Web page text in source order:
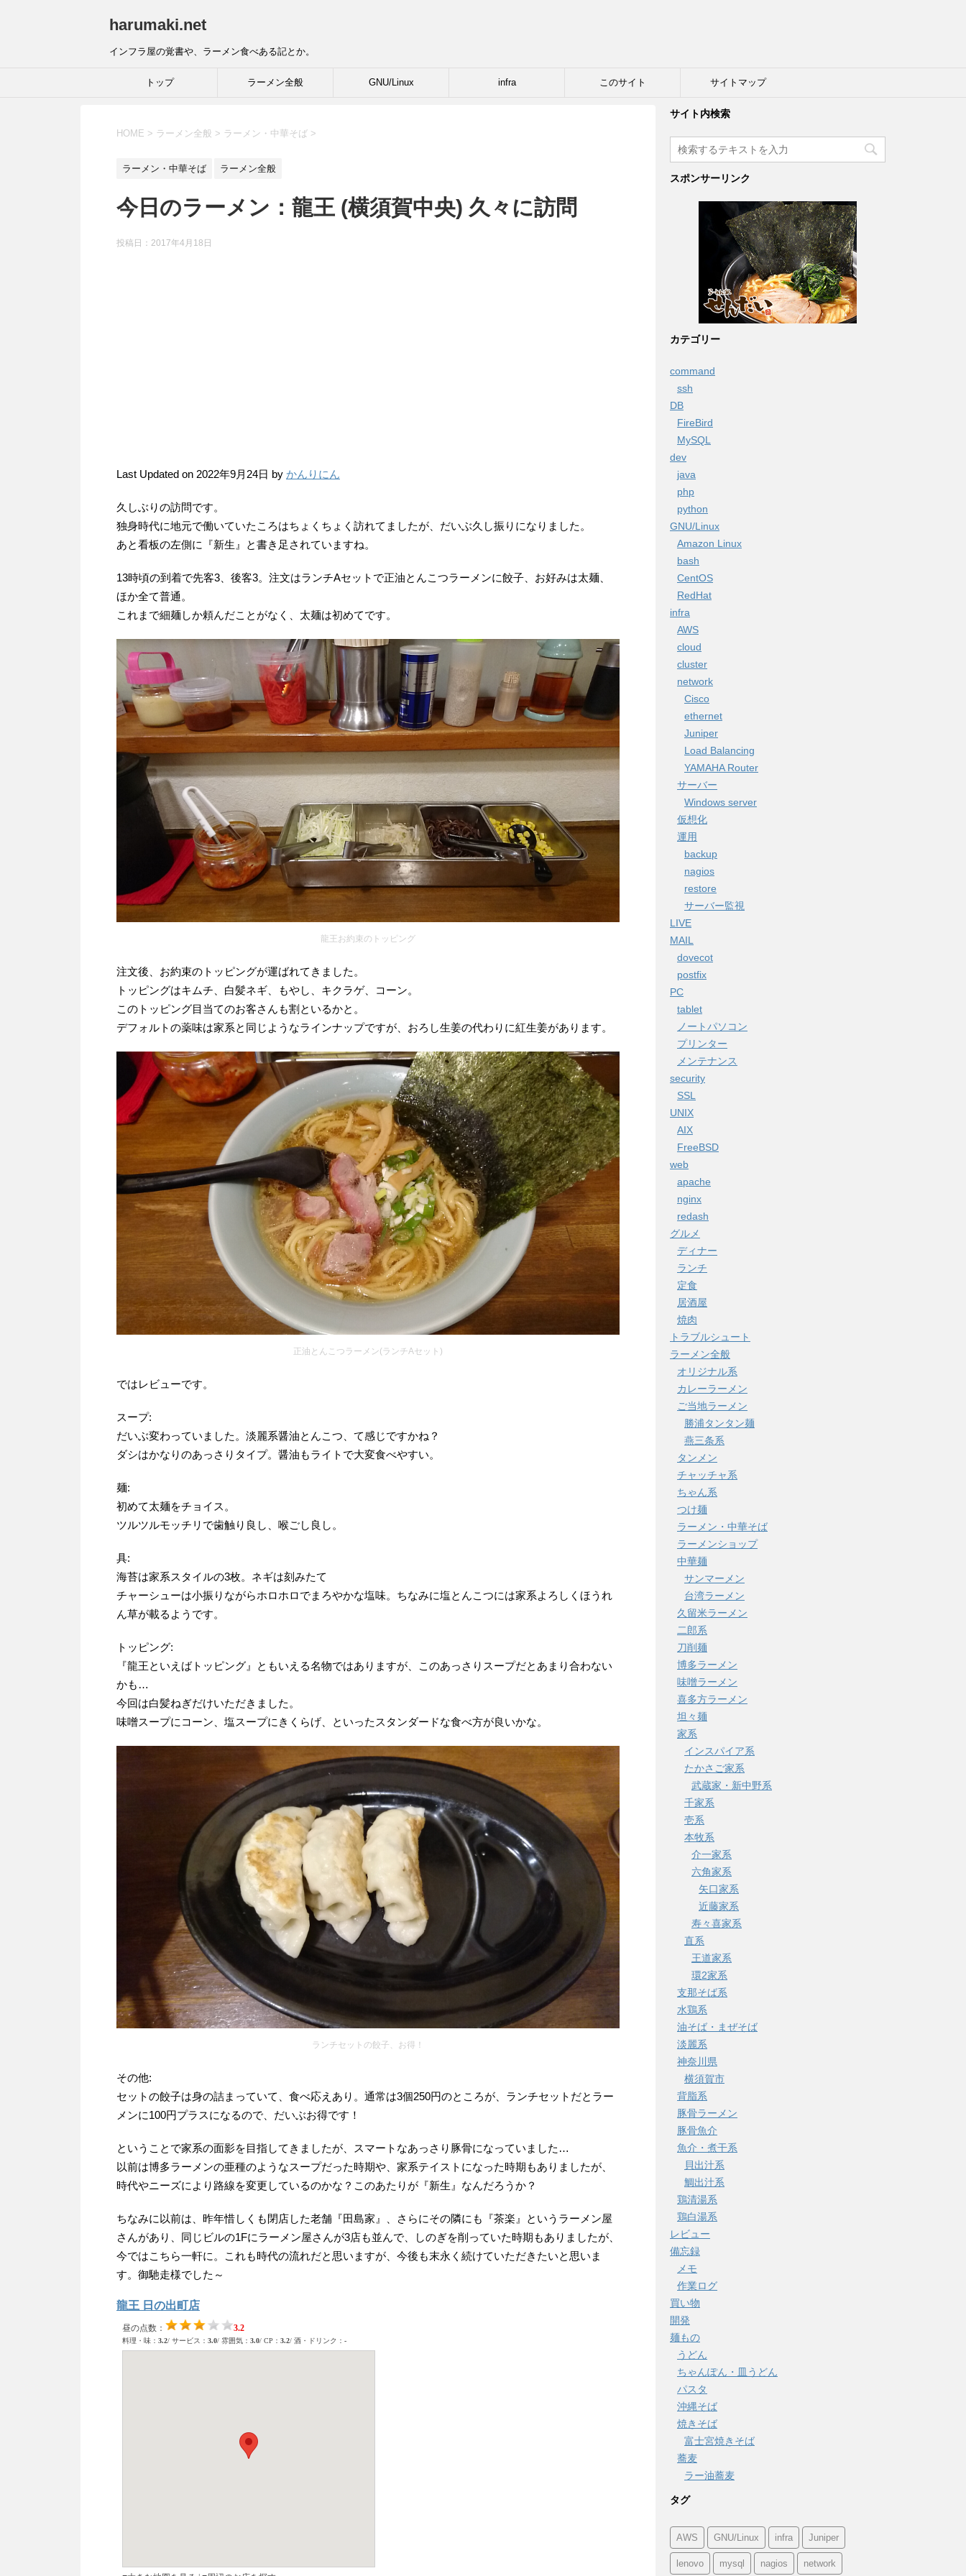
harumaki.net
インフラ屋の覚書や、ラーメン食べある記とか。
トップ ラーメン全般 GNU/Linux infra このサイト サイトマップ
HOME > ラーメン全般 > ラーメン・中華そば >
ラーメン・中華そば ラーメン全般
今日のラーメン：龍王 (横須賀中央) 久々に訪問
投稿日：2017年4月18日
Last Updated on 2022年9月24日 by かんりにん
久しぶりの訪問です。
独身時代に地元で働いていたころはちょくちょく訪れてましたが、だいぶ久し振りになりました。
あと看板の左側に『新生』と書き足されていますね。
13時頃の到着で先客3、後客3。注文はランチAセットで正油とんこつラーメンに餃子、お好みは太麺、
ほか全て普通。
これまで細麺しか頼んだことがなく、太麺は初めてです。
龍王お約束のトッピング
注文後、お約束のトッピングが運ばれてきました。
トッピングはキムチ、白髪ネギ、もやし、キクラゲ、コーン。
このトッピング目当てのお客さんも割といるかと。
デフォルトの薬味は家系と同じようなラインナップですが、おろし生姜の代わりに紅生姜があります。
正油とんこつラーメン(ランチAセット)
ではレビューです。
スープ:
だいぶ変わっていました。淡麗系醤油とんこつ、て感じですかね？
ダシはかなりのあっさりタイプ。醤油もライトで大変食べやすい。
麺:
初めて太麺をチョイス。
ツルツルモッチリで歯触り良し、喉ごし良し。
具:
海苔は家系スタイルの3枚。ネギは刻みたて
チャーシューは小振りながらホロホロでまろやかな塩味。ちなみに塩とんこつには家系よろしくほうれ
ん草が載るようです。
トッピング:
『龍王といえばトッピング』ともいえる名物ではありますが、このあっさりスープだとあまり合わない
かも…
今回は白髪ねぎだけいただきました。
味噌スープにコーン、塩スープにきくらげ、といったスタンダードな食べ方が良いかな。
ランチセットの餃子、お得！
その他:
セットの餃子は身の詰まっていて、食べ応えあり。通常は3個250円のところが、ランチセットだとラー
メンに100円プラスになるので、だいぶお得です！
ということで家系の面影を目指してきましたが、スマートなあっさり豚骨になっていました…
以前は博多ラーメンの亜種のようなスープだった時期や、家系テイストになった時期もありましたが、
時代やニーズにより路線を変更しているのかな？このあたりが『新生』なんだろうか？
ちなみに以前は、昨年惜しくも閉店した老舗『田島家』、さらにその隣にも『茶楽』というラーメン屋
さんがあり、同じビルの1Fにラーメン屋さんが3店も並んで、しのぎを削っていた時期もありましたが、
今ではこちら一軒に。これも時代の流れだと思いますが、今後も末永く続けていただきたいと思いま
す。御馳走様でした～
龍王 日の出町店
サイト内検索
スポンサーリンク
カテゴリー
command
ssh
DB
FireBird
MySQL
dev
java
php
python
GNU/Linux
Amazon Linux
bash
CentOS
RedHat
infra
AWS
cloud
cluster
network
Cisco
ethernet
Juniper
Load Balancing
YAMAHA Router
サーバー
Windows server
仮想化
運用
backup
nagios
restore
サーバー監視
LIVE
MAIL
dovecot
postfix
PC
tablet
ノートパソコン
プリンター
メンテナンス
security
SSL
UNIX
AIX
FreeBSD
web
apache
nginx
redash
グルメ
ディナー
ランチ
定食
居酒屋
焼肉
トラブルシュート
ラーメン全般
オリジナル系
カレーラーメン
ご当地ラーメン
勝浦タンタン麺
燕三条系
タンメン
チャッチャ系
ちゃん系
つけ麺
ラーメン・中華そば
ラーメンショップ
中華麺
サンマーメン
台湾ラーメン
久留米ラーメン
二郎系
刀削麺
博多ラーメン
味噌ラーメン
喜多方ラーメン
坦々麺
家系
インスパイア系
たかさご家系
武蔵家・新中野系
千家系
壱系
本牧系
介一家系
六角家系
矢口家系
近藤家系
寿々喜家系
直系
王道家系
環2家系
支那そば系
水鶏系
油そば・まぜそば
淡麗系
神奈川県
横須賀市
背脂系
豚骨ラーメン
豚骨魚介
魚介・煮干系
貝出汁系
鯛出汁系
鶏清湯系
鶏白湯系
レビュー
備忘録
メモ
作業ログ
買い物
開発
麺もの
うどん
ちゃんぽん・皿うどん
パスタ
沖縄そば
焼きそば
富士宮焼きそば
蕎麦
ラー油蕎麦
タグ
AWS GNU/Linux infra Juniper
lenovo mysql nagios network